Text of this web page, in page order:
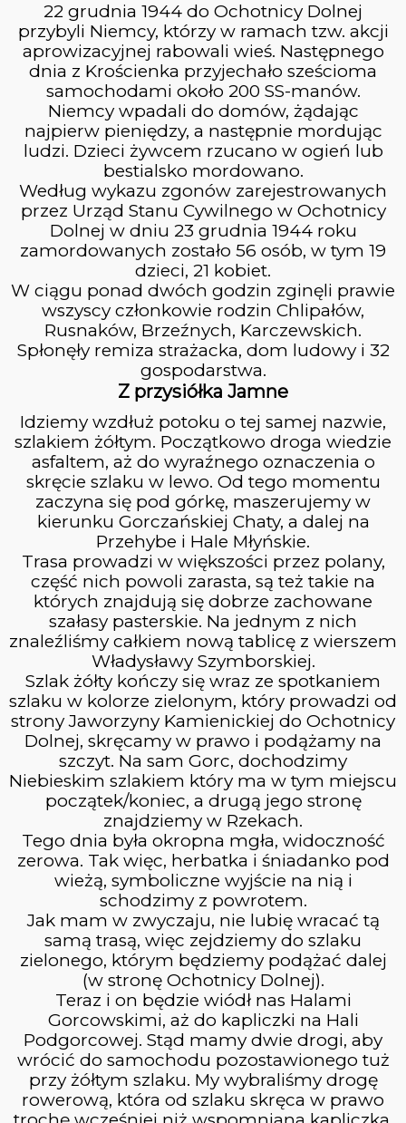
16
MAJ
2023
WYCIECZKA NA PRZEHYBE
22 grudnia 1944 do Ochotnicy Dolnej
przybyli Niemcy, którzy w ramach tzw. akcji
aprowizacyjnej rabowali wieś. Następnego
dnia z Krościenka przyjechało sześcioma
samochodami około 200 SS-manów.
Niemcy wpadali do domów, żądając
najpierw pieniędzy, a następnie mordując
ludzi. Dzieci żywcem rzucano w ogień lub
bestialsko mordowano.
Według wykazu zgonów zarejestrowanych
przez Urząd Stanu Cywilnego w Ochotnicy
Dolnej w dniu 23 grudnia 1944 roku
zamordowanych zostało 56 osób, w tym 19
dzieci, 21 kobiet.
W ciągu ponad dwóch godzin zginęli prawie
wszyscy członkowie rodzin Chlipałów,
Rusnaków, Brzeźnych, Karczewskich.
Spłonęły remiza strażacka, dom ludowy i 32
gospodarstwa.
Z przysiółka Jamne
Idziemy wzdłuż potoku o tej samej nazwie,
szlakiem żółtym. Początkowo droga wiedzie
asfaltem, aż do wyraźnego oznaczenia o
skręcie szlaku w lewo. Od tego momentu
zaczyna się pod górkę, maszerujemy w
kierunku Gorczańskiej Chaty, a dalej na
Przehybe i Hale Młyńskie.
Trasa prowadzi w większości przez polany,
część nich powoli zarasta, są też takie na
których znajdują się dobrze zachowane
szałasy pasterskie. Na jednym z nich
znaleźliśmy całkiem nową tablicę z wierszem
Władysławy Szymborskiej.
Szlak żółty kończy się wraz ze spotkaniem
szlaku w kolorze zielonym, który prowadzi od
strony Jaworzyny Kamienickiej do Ochotnicy
Dolnej, skręcamy w prawo i podążamy na
szczyt. Na sam Gorc, dochodzimy
Niebieskim szlakiem który ma w tym miejscu
początek/koniec, a drugą jego stronę
znajdziemy w Rzekach.
Tego dnia była okropna mgła, widoczność
zerowa. Tak więc, herbatka i śniadanko pod
wieżą, symboliczne wyjście na nią i
schodzimy z powrotem.
Jak mam w zwyczaju, nie lubię wracać tą
samą trasą, więc zejdziemy do szlaku
zielonego, którym będziemy podążać dalej
(w stronę Ochotnicy Dolnej).
Teraz i on będzie wiódł nas Halami
Gorcowskimi, aż do kapliczki na Hali
Podgorcowej. Stąd mamy dwie drogi, aby
wrócić do samochodu pozostawionego tuż
przy żółtym szlaku. My wybraliśmy drogę
rowerową, która od szlaku skręca w prawo